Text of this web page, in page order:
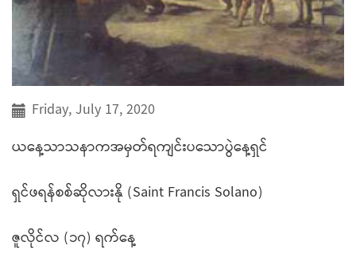
Friday, July 17, 2020
ယနေ့သာသနာကအမှတ်ရကျင်းပသောပွဲနေ့ရှင်
ရှင်ဖရန်စစ်ဆိုလားနို (Saint Francis Solano)
ဇူလိုင်လ (၁၇) ရက်နေ့